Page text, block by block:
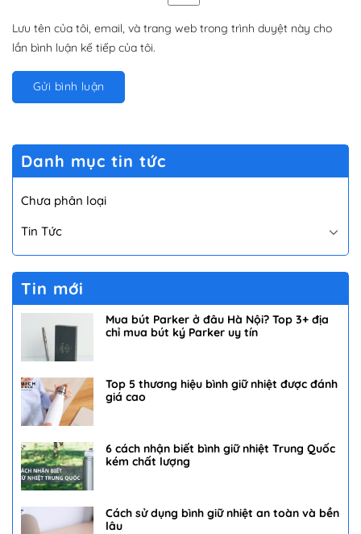
Lưu tên của tôi, email, và trang web trong trình duyệt này cho
lần bình luận kế tiếp của tôi.
Danh mục tin tức
Chưa phân loại
Tin Tức
Tin mới
Mua bút Parker ở đâu Hà Nội? Top 3+ địa
chỉ mua bút ký Parker uy tín
Top 5 thương hiệu bình giữ nhiệt được đánh
giá cao
6 cách nhận biết bình giữ nhiệt Trung Quốc
kém chất lượng
Cách sử dụng bình giữ nhiệt an toàn và bền
lâu